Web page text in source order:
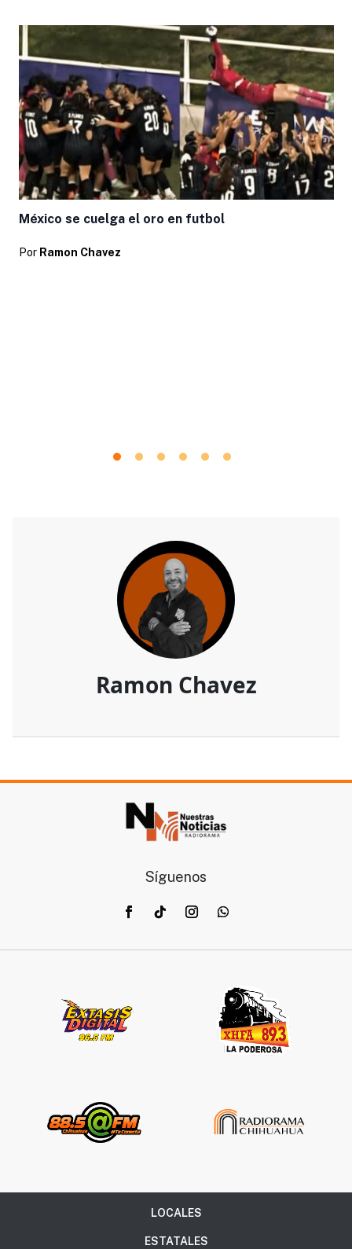
México se cuelga el oro en futbol
Por Ramon Chavez
Ramon Chavez
Síguenos
LOCALES
ESTATALES